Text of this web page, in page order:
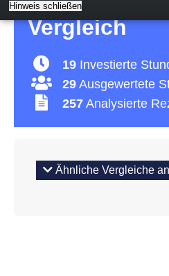
Vergleich
19 Investierte
29 Ausgewertete
257 Analysierte
Ähnliche Vergleiche
Hinweis schließen